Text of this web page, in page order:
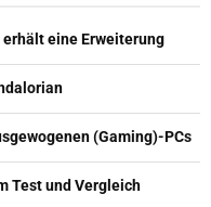
erhält eine Erweiterung
(Gaming)-PCs
Test und Vergleich